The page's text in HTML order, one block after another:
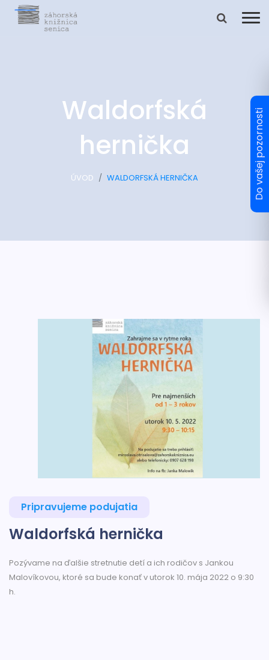
Waldorfská
hernička
ÚVOD WALDORFSKÁ HERNIČKA
Pripravujeme podujatia
Waldorfská hernička
Pozývame na ďalšie stretnutie detí a ich rodičov s Jankou
Malovíkovou, ktoré sa bude konať v utorok 10. mája 2022 o 9:30
h.